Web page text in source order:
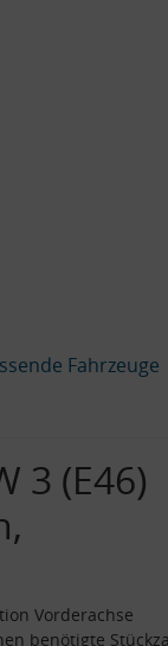
Fahrzeuge
3 (E46)
Vorderachse
benötigte